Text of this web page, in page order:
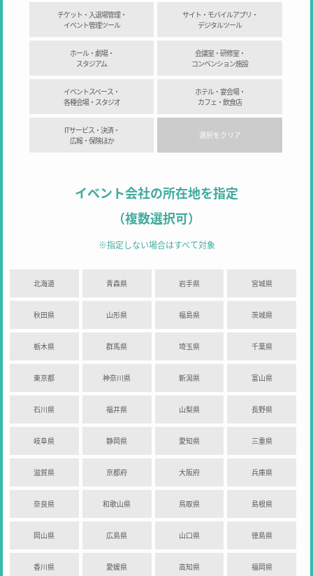
チケット・入退場管理・
イベント管理ツール
サイト・モバイルアプリ・
デジタルツール
ホール・劇場・
スタジアム
会議室・研修室・
コンベンション施設
イベントスペース・
各種会場・スタジオ
ホテル・宴会場・
カフェ・飲食店
ITサービス・決済・
広報・保険ほか
選択をクリア
イベント会社の所在地を指定
（複数選択可）
※指定しない場合はすべて対象
北海道 青森県 岩手県 宮城県
秋田県 山形県 福島県 茨城県
栃木県 群馬県 埼玉県 千葉県
東京都 神奈川県 新潟県 富山県
石川県 福井県 山梨県 長野県
岐阜県 静岡県 愛知県 三重県
滋賀県 京都府 大阪府 兵庫県
奈良県 和歌山県 鳥取県 島根県
岡山県 広島県 山口県 徳島県
香川県 愛媛県 高知県 福岡県